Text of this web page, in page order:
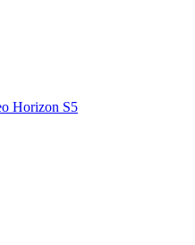
Horizon S5